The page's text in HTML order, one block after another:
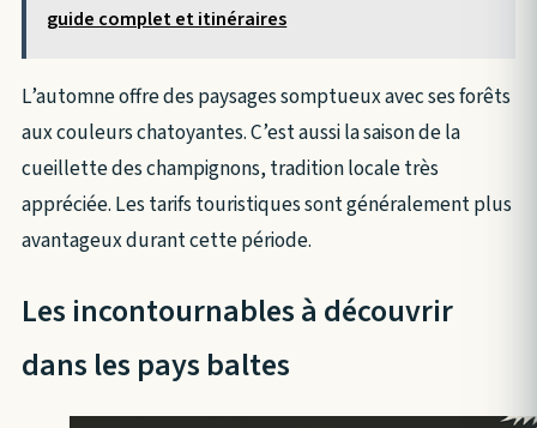
guide complet et itinéraires
L’automne offre des paysages somptueux avec ses forêts
aux couleurs chatoyantes. C’est aussi la saison de la
cueillette des champignons, tradition locale très
appréciée. Les tarifs touristiques sont généralement plus
avantageux durant cette période.
Les incontournables à découvrir
dans les pays baltes